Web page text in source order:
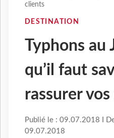
clients
DESTINATION
Typhons au
qu’il faut
rassurer
Publié le : 09.07.2018 I
09.07.2018